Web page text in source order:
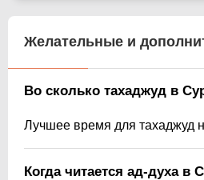
Желательные и
Во сколько тахаджуд в
Лучшее время для тахаджуд
Когда читается ад-духа в